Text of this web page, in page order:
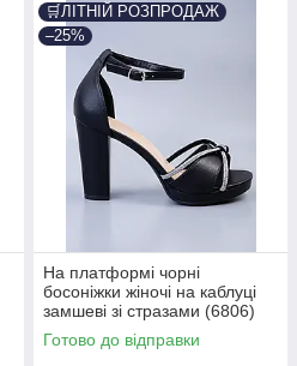
🛒ЛІТНІЙ РОЗПРОДАЖ
–25%
На платформі чорні
босоніжки жіночі на каблуці
замшеві зі стразами (6806)
Готово до відправки